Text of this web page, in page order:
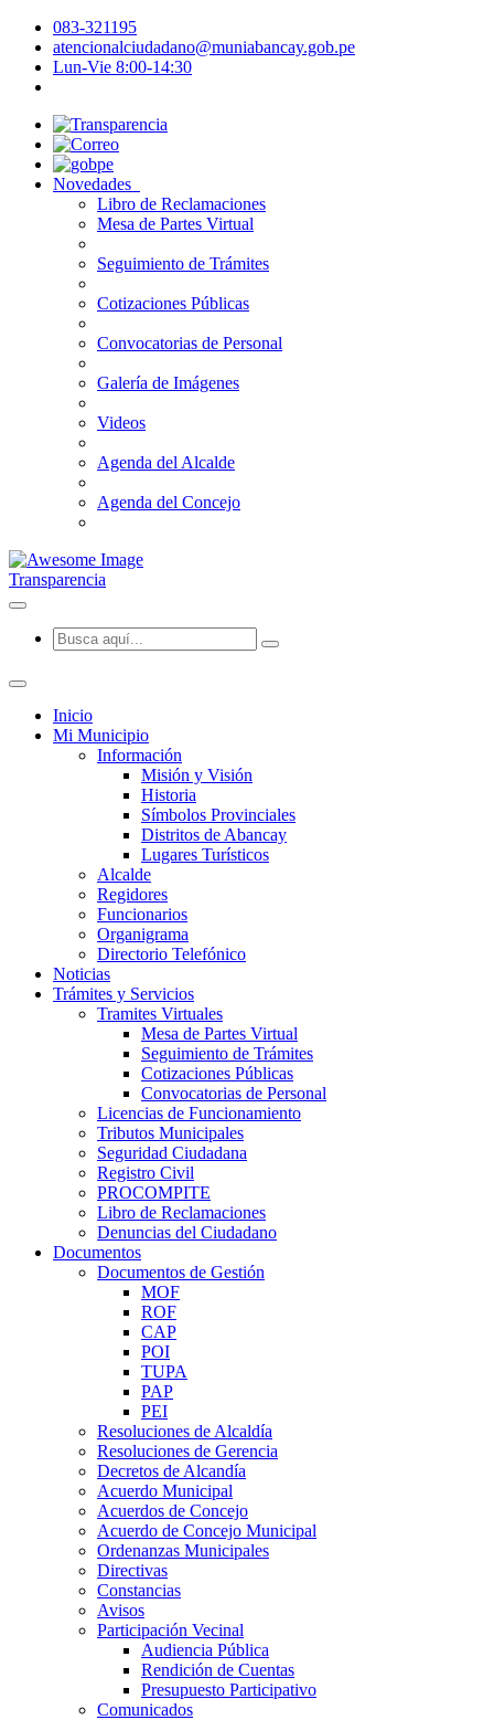
083-321195
atencionalciudadano@muniabancay.gob.pe
Lun-Vie 8:00-14:30
Novedades
Libro de Reclamaciones
Mesa de Partes Virtual
Seguimiento de Trámites
Cotizaciones Públicas
Convocatorias de Personal
Galería de Imágenes
Videos
Agenda del Alcalde
Agenda del Concejo
Transparencia
Inicio
Mi Municipio
Información
Misión y Visión
Historia
Símbolos Provinciales
Distritos de Abancay
Lugares Turísticos
Alcalde
Regidores
Funcionarios
Organigrama
Directorio Telefónico
Noticias
Trámites y Servicios
Tramites Virtuales
Mesa de Partes Virtual
Seguimiento de Trámites
Cotizaciones Públicas
Convocatorias de Personal
Licencias de Funcionamiento
Tributos Municipales
Seguridad Ciudadana
Registro Civil
PROCOMPITE
Libro de Reclamaciones
Denuncias del Ciudadano
Documentos
Documentos de Gestión
MOF
ROF
CAP
POI
TUPA
PAP
PEI
Resoluciones de Alcaldía
Resoluciones de Gerencia
Decretos de Alcandía
Acuerdo Municipal
Acuerdos de Concejo
Acuerdo de Concejo Municipal
Ordenanzas Municipales
Directivas
Constancias
Avisos
Participación Vecinal
Audiencia Pública
Rendición de Cuentas
Presupuesto Participativo
Comunicados